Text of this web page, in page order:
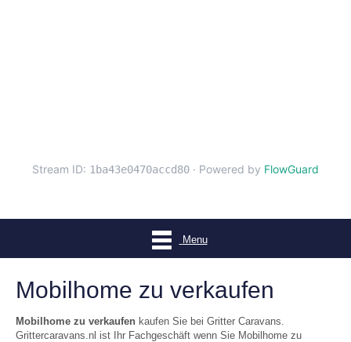
Menu
Mobilhome zu verkaufen
Mobilhome zu verkaufen kaufen Sie bei Gritter Caravans.
Grittercaravans.nl ist Ihr Fachgeschäft wenn Sie Mobilhome zu